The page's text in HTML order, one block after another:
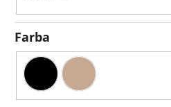
Farba